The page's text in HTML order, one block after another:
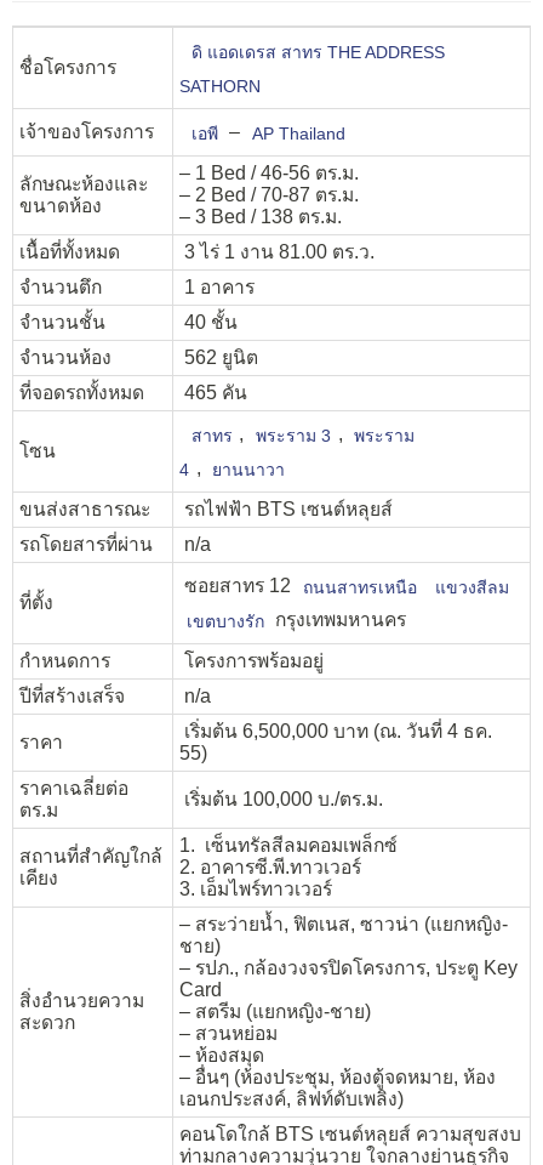
ชื่อโครงการ
ดิ แอดเดรส สาทร THE ADDRESS
SATHORN
เจ้าของโครงการ เอพี – AP Thailand
ลักษณะห้องและ
ขนาดห้อง
– 1 Bed / 46-56 ตร.ม.
– 2 Bed / 70-87 ตร.ม.
– 3 Bed / 138 ตร.ม.
เนื้อที่ทั้งหมด
3 ไร่ 1 งาน 81.00 ตร.ว.
จำนวนตึก
1 อาคาร
จำนวนชั้น
40 ชั้น
จำนวนห้อง
562 ยูนิต
ที่จอดรถทั้งหมด
465 คัน
โซน
สาทร , พระราม 3 ,
พระราม
4 , ยานนาวา
ขนส่งสาธารณะ
รถไฟฟ้า BTS เซนต์หลุยส์
รถโดยสารที่ผ่าน
n/a
ที่ตั้ง
ซอยสาทร 12 ถนนสาทรเหนือ
แขวงสีลม
เขตบางรัก
กรุงเทพมหานคร
กำหนดการ
โครงการพร้อมอยู่
ปีที่สร้างเสร็จ
n/a
ราคา
เริ่มต้น 6,500,000 บาท (ณ. วันที่ 4 ธค.
55)
ราคาเฉลี่ยต่อ
ตร.ม
เริ่มต้น 100,000 บ./ตร.ม.
สถานที่สำคัญใกล้
เคียง
1. เซ็นทรัลสีลมคอมเพล็กซ์
2. อาคารซี.พี.ทาวเวอร์
3. เอ็มไพร์ทาวเวอร์
สิ่งอำนวยความ
สะดวก
– สระว่ายน้ำ, ฟิตเนส, ซาวน่า (แยกหญิง-
ชาย)
– รปภ., กล้องวงจรปิดโครงการ, ประตู Key
Card
– สตรีม (แยกหญิง-ชาย)
– สวนหย่อม
– ห้องสมุด
– อื่นๆ (ห้องประชุม, ห้องตู้จดหมาย, ห้อง
เอนกประสงค์, ลิฟท์ดับเพลิง)
คอนโดใกล้ BTS เซนต์หลุยส์ ความสุขสงบ
ท่ามกลางความวุ่นวาย ใจกลางย่านธุรกิจ